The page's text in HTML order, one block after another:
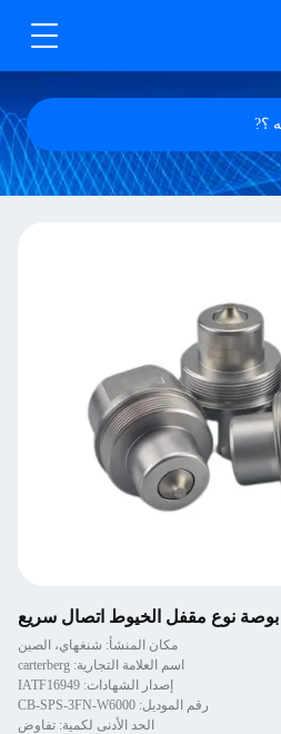
مكان المنشأ: شنغهاي، الصين
اسم العلامة التجارية: carterberg
إصدار الشهادات: IATF16949
رقم الموديل: CB-SPS-3FN-W6000
الحد الأدنى لكمية: تفاوض